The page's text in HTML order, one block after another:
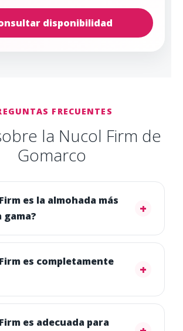
disponibilidad
FRECUENTES
la Nucol Firm de
Gomarco
es la almohada más
gama?
es completamente
es adecuada para